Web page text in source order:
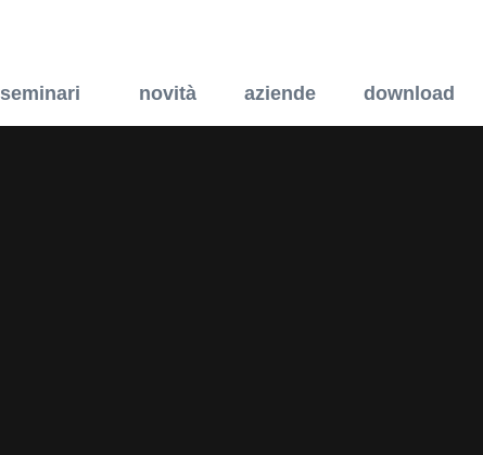
seminari novità aziende download